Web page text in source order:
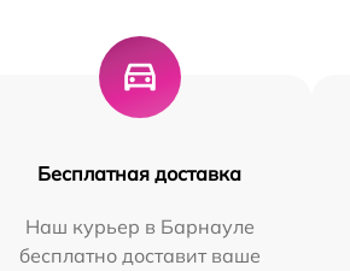
Бесплатная доставка
Наш курьер в Барнауле
бесплатно доставит ваше